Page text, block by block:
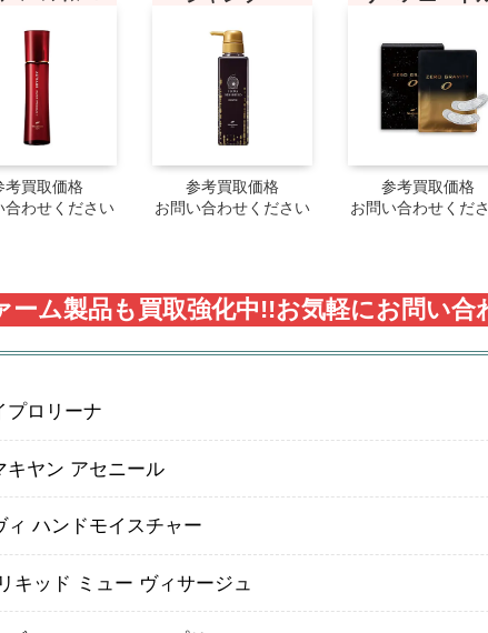
考買取価格
合わせください
参考買取価格
お問い合わせください
参考買取価格
お問い合わせくだ
ーム製品も買取強化中!!お気軽にお問い合
プロリーナ
キヤン アセニール
ハンドモイスチャー
キッド ミュー ヴィサージュ